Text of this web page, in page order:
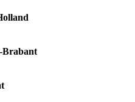
Brabant